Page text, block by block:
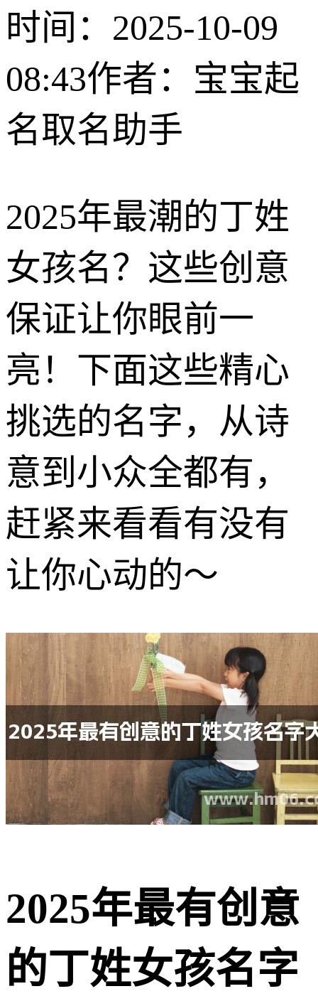
时间：2025-10-09
08:43作者：宝宝起
名取名助手
2025年最潮的丁姓
女孩名？这些创意
保证让你眼前一
亮！下面这些精心
挑选的名字，从诗
意到小众全都有，
赶紧来看看有没有
让你心动的～
2025年最有创意
的丁姓女孩名字